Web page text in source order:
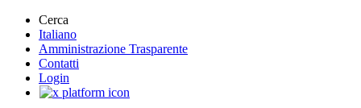
Cerca
Italiano
Amministrazione Trasparente
Contatti
Login